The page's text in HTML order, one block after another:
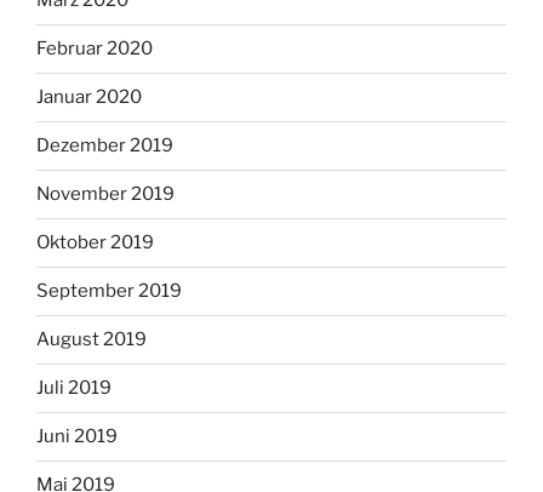
Februar 2020
Januar 2020
Dezember 2019
November 2019
Oktober 2019
September 2019
August 2019
Juli 2019
Juni 2019
Mai 2019